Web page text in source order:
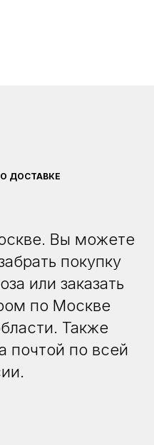
ДОСТАВКЕ
Вы можете
покупку
или заказать
по Москве
Также
почтой по всей